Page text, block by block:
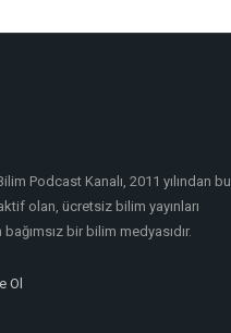
Podcast Kanalı, 2011 yılından bu
olan, ücretsiz bilim yayınları
bağımsız bir bilim medyasıdır.
Ol